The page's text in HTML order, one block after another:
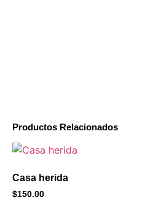
Productos Relacionados
Casa herida
$150.00